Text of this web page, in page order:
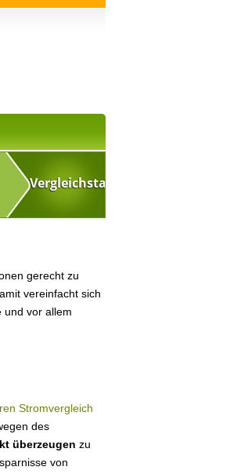
gerecht zu
vereinfacht sich
und vor allem
Stromvergleich
des
überzeugen zu
von